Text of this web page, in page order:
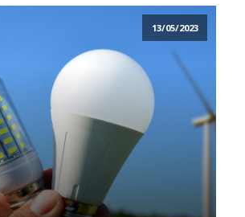
13/05/2023